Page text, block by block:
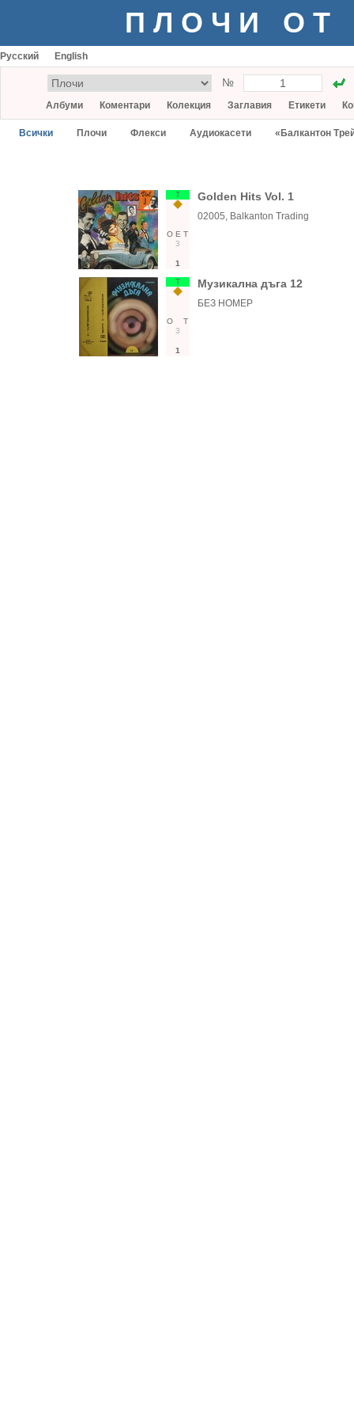
ПЛОЧИ ОТ
Русский English
№
Албуми Коментари Колекция Заглавия Етикети
Всички Плочи Флекси Аудиокасети «Балкантон
Т
О Е Т
3
1
Golden Hits Vol. 1
02005, Balkanton Trading
Т
О
Т
3
1
Музикална дъга 12
БЕЗ НОМЕР